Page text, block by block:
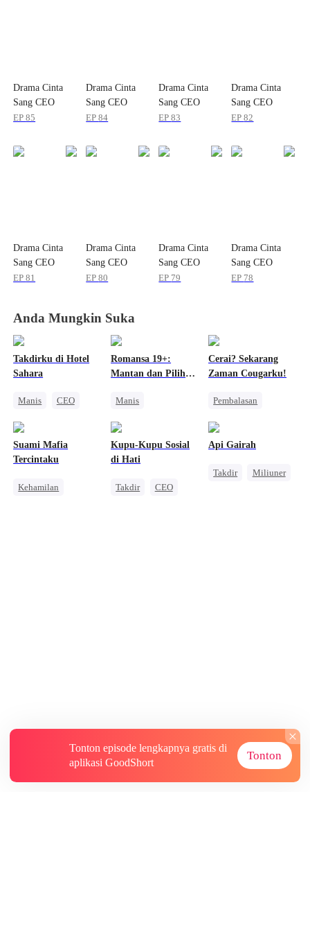
Drama Cinta
Sang CEO
EP85
Drama Cinta
Sang CEO
EP84
Drama Cinta
Sang CEO
EP83
Drama Cinta
Sang CEO
EP82
Drama Cinta
Sang CEO
EP81
Drama Cinta
Sang CEO
EP80
Drama Cinta
Sang CEO
EP 79
Drama Cinta
Sang CEO
EP 78
Anda Mungkin Suka
Takdirku di Hotel
Sahara
Manis
CEO
Romansa 19+:
Mantan dan Pilihan
Manis
Cinta Satu Malam
Cerai? Sekarang
Zaman Cougarku!
Pembalasan
Suami Mafia
Tercintaku
Kehamilan
Kupu-Kupu Sosial
di Hati
Takdir
CEO
Api Gairah
Takdir
Miliuner
Tonton episode lengkapnya gratis di
aplikasi GoodShort
Tonton